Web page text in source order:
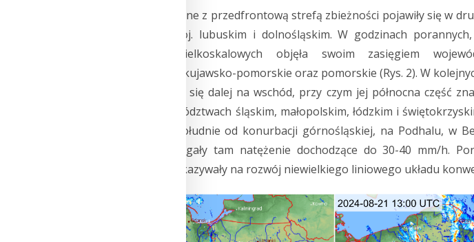
Pierwsze burze związane z przedfrontową strefą zbieżności pojawiły się w
(20/21 sierpnia) w woj. lubuskim i dolnośląskim. W godzinach
konwekcyjnych i wielkoskalowych objęła swoim zasięgiem
zachodniopomorskie, kujawsko-pomorskie oraz pomorskie (Rys. 2). W
i opadów przemieściła się dalej na wschód, przy czym jej północna część
występowały w województwach śląskim, małopolskim, łódzkim i
zjawisk nastąpił na południe od konurbacji górnośląskiej, na Podhalu, w
Opady miejscami osiągały tam natężenie dochodzące do 30-40 mm/h.
godziny 13:00 UTC wskazywały na rozwój niewielkiego liniowego układu